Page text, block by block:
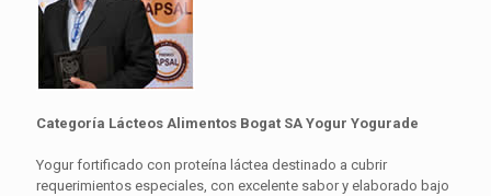
Categoría Lácteos Alimentos Bogat SA Yogur Yogurade
Yogur fortificado con proteína láctea destinado a cubrir
requerimientos especiales, con excelente sabor y elaborado bajo